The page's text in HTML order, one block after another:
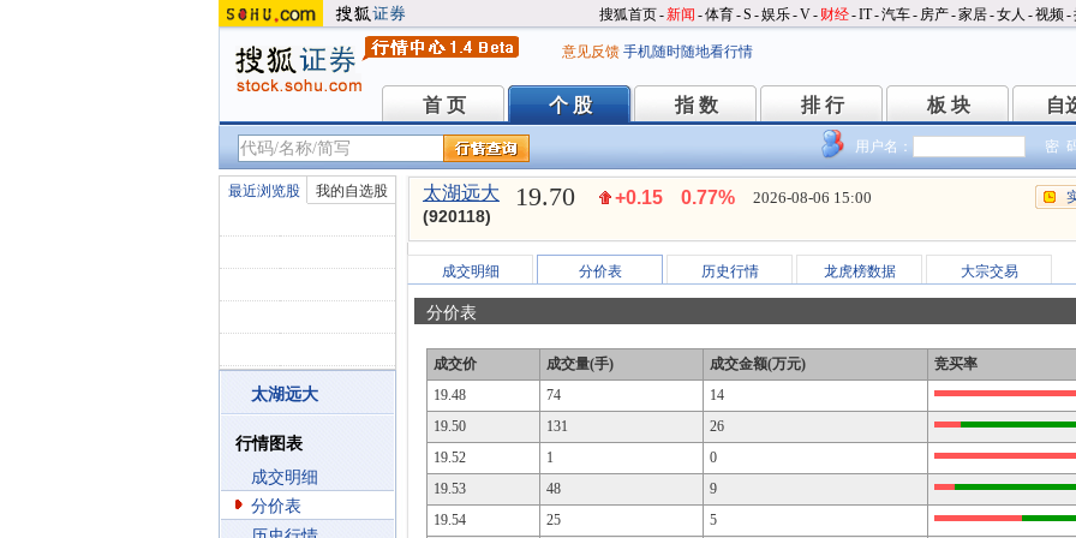
搜狐首页-新闻 -体育-S -娱乐-V- 财经-IT-汽车- 房产-家居-女人 -视频-
意见反馈 手机随时随地看行情
首 页
首 页 个 股
个 股 指 数
指 数 排 行
排 行 板 块
板 块 自
自
用户名： 密
最近浏览股 我的自选股
太湖远大
行情图表
成交明细
分价表
太湖远大
(920118)
19.70 +0.15 0.77% 2026-08-06 15:00
成交明细 分价表 历史行情 龙虎榜数据 大宗交易
分价表
成交价 成交量(手) 成交金额(万元)
竞买率
19.48
74
14
19.50
131
26
19.52
1
0
19.53
48
9
19.54
25 5